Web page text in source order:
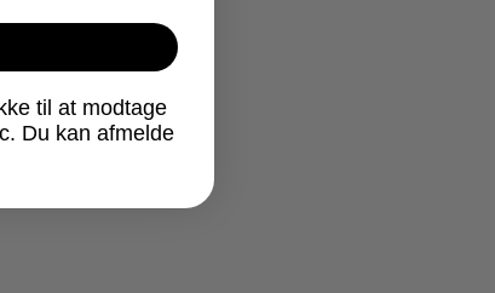
til at modtage
Du kan afmelde